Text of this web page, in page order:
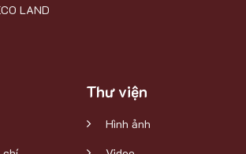
LAND
Thư viện
Hình ảnh